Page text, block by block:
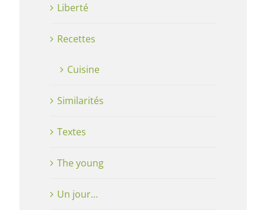
Liberté
Recettes
Cuisine
Similarités
Textes
The young
Un jour…